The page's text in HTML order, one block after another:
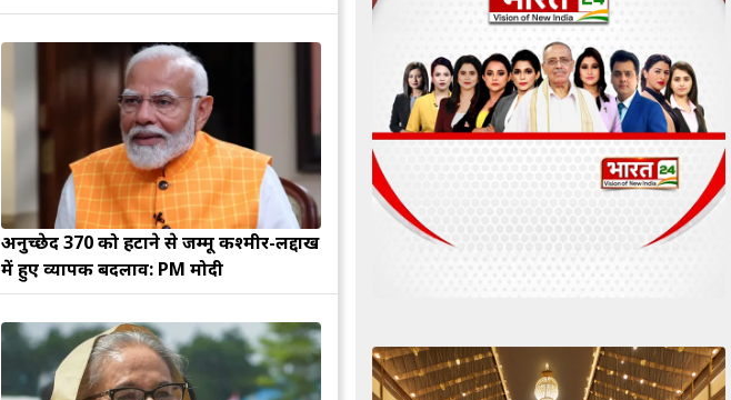
अनुच्छेद 370 को हटाने से जम्मू कश्मीर-लद्दाख
में हुए व्यापक बदलाव: PM मोदी